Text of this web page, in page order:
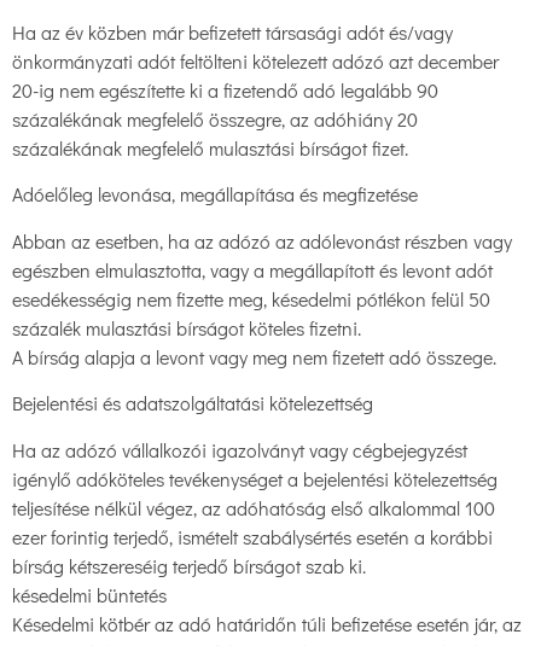
Ha az év közben már befizetett társasági adót és/vagy
önkormányzati adót feltölteni kötelezett adózó azt december
20-ig nem egészítette ki a fizetendő adó legalább 90
százalékának megfelelő összegre, az adóhiány 20
százalékának megfelelő mulasztási bírságot fizet.
Adóelőleg levonása, megállapítása és megfizetése
Abban az esetben, ha az adózó az adólevonást részben vagy
egészben elmulasztotta, vagy a megállapított és levont adót
esedékességig nem fizette meg, késedelmi pótlékon felül 50
százalék mulasztási bírságot köteles fizetni.
A bírság alapja a levont vagy meg nem fizetett adó összege.
Bejelentési és adatszolgáltatási kötelezettség
Ha az adózó vállalkozói igazolványt vagy cégbejegyzést
igénylő adóköteles tevékenységet a bejelentési kötelezettség
teljesítése nélkül végez, az adóhatóság első alkalommal 100
ezer forintig terjedő, ismételt szabálysértés esetén a korábbi
bírság kétszereséig terjedő bírságot szab ki.
késedelmi büntetés
Késedelmi kötbér az adó határidőn túli befizetése esetén jár, az